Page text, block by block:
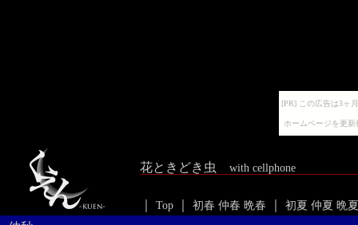
[PR] この広告は3ヶ
ホームページを更
花ときどき虫 with cellphone
Top 初春 仲春 晩春 初夏 仲夏 晩夏